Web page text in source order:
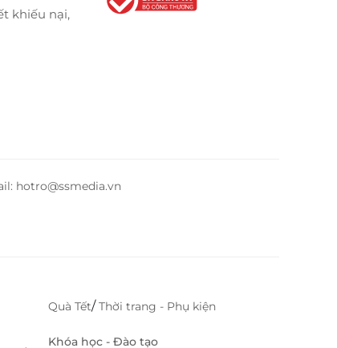
khiếu nại,
hotro@ssmedia.vn
Quà Tết/Thời trang - Phụ kiện
Khóa học - Đào tạo